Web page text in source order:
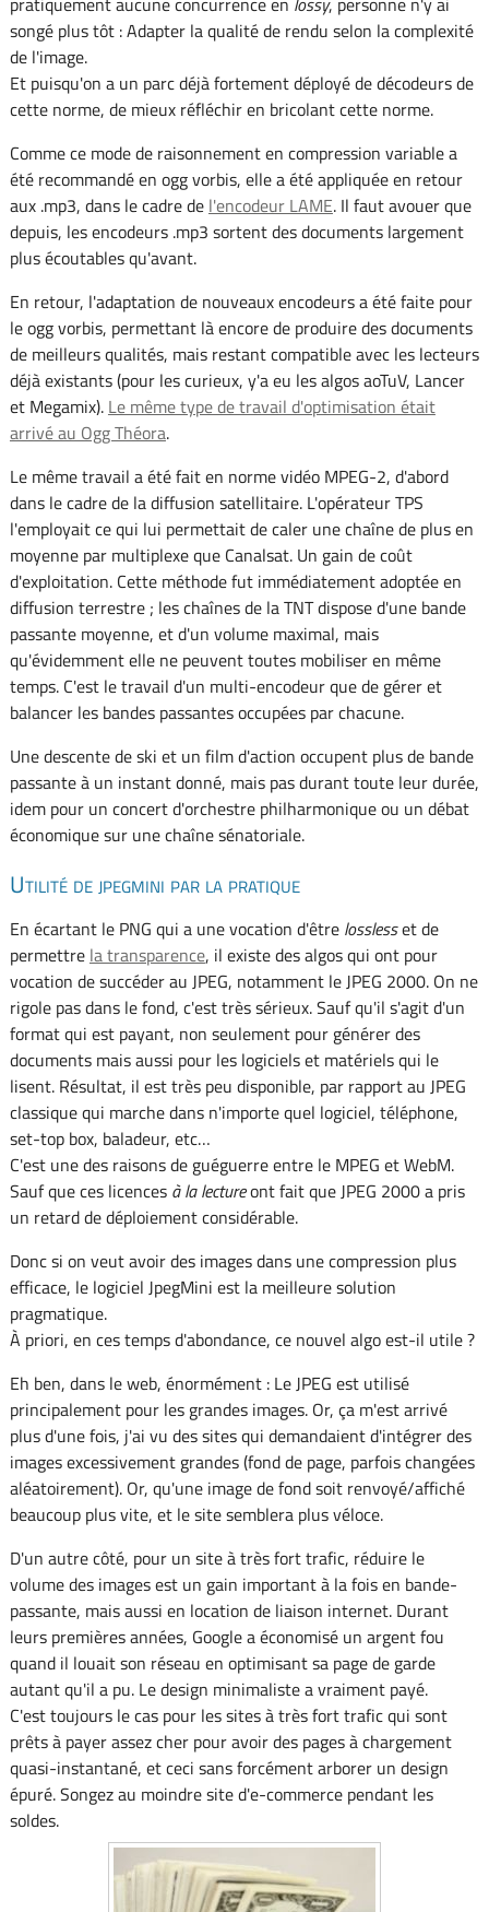
songé plus tôt : Adapter la qualité de rendu selon la complexité
de l'image.
Et puisqu'on a un parc déjà fortement déployé de décodeurs de
cette norme, de mieux réfléchir en bricolant cette norme.
Comme ce mode de raisonnement en compression variable a
été recommandé en ogg vorbis, elle a été appliquée en retour
aux .mp3, dans le cadre de l'encodeur LAME. Il faut avouer que
depuis, les encodeurs .mp3 sortent des documents largement
plus écoutables qu'avant.
En retour, l'adaptation de nouveaux encodeurs a été faite pour
le ogg vorbis, permettant là encore de produire des documents
de meilleurs qualités, mais restant compatible avec les lecteurs
déjà existants (pour les curieux, y'a eu les algos aoTuV, Lancer
et Megamix). Le même type de travail d'optimisation était
arrivé au Ogg Théora.
Le même travail a été fait en norme vidéo MPEG-2, d'abord
dans le cadre de la diffusion satellitaire. L'opérateur TPS
l'employait ce qui lui permettait de caler une chaîne de plus en
moyenne par multiplexe que Canalsat. Un gain de coût
d'exploitation. Cette méthode fut immédiatement adoptée en
diffusion terrestre ; les chaînes de la TNT dispose d'une bande
passante moyenne, et d'un volume maximal, mais
qu'évidemment elle ne peuvent toutes mobiliser en même
temps. C'est le travail d'un multi-encodeur que de gérer et
balancer les bandes passantes occupées par chacune.
Une descente de ski et un film d'action occupent plus de bande
passante à un instant donné, mais pas durant toute leur durée,
idem pour un concert d'orchestre philharmonique ou un débat
économique sur une chaîne sénatoriale.
Utilité de jpegmini par la pratique
En écartant le PNG qui a une vocation d'être losslesset de
permettre la transparence, il existe des algos qui ont pour
vocation de succéder au JPEG, notamment le JPEG 2000. On ne
rigole pas dans le fond, c'est très sérieux. Sauf qu'il s'agit d'un
format qui est payant, non seulement pour générer des
documents mais aussi pour les logiciels et matériels qui le
lisent. Résultat, il est très peu disponible, par rapport au JPEG
classique qui marche dans n'importe quel logiciel, téléphone,
set-top box, baladeur, etc…
C'est une des raisons de guéguerre entre le MPEG et WebM.
Sauf que ces licences à la lectureont fait que JPEG 2000 a pris
un retard de déploiement considérable.
Donc si on veut avoir des images dans une compression plus
efficace, le logiciel JpegMini est la meilleure solution
pragmatique.
À priori, en ces temps d'abondance, ce nouvel algo est-il utile ?
Eh ben, dans le web, énormément : Le JPEG est utilisé
principalement pour les grandes images. Or, ça m'est arrivé
plus d'une fois, j'ai vu des sites qui demandaient d'intégrer des
images excessivement grandes (fond de page, parfois changées
aléatoirement). Or, qu'une image de fond soit renvoyé/affiché
beaucoup plus vite, et le site semblera plus véloce.
D'un autre côté, pour un site à très fort trafic, réduire le
volume des images est un gain important à la fois en bande-
passante, mais aussi en location de liaison internet. Durant
leurs premières années, Google a économisé un argent fou
quand il louait son réseau en optimisant sa page de garde
autant qu'il a pu. Le design minimaliste a vraiment payé.
C'est toujours le cas pour les sites à très fort trafic qui sont
prêts à payer assez cher pour avoir des pages à chargement
quasi-instantané, et ceci sans forcément arborer un design
épuré. Songez au moindre site d'e-commerce pendant les
soldes.